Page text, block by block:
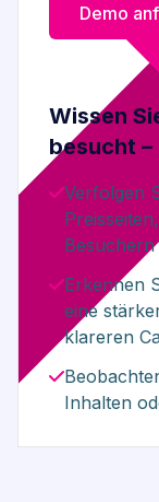
Demo
Wissen
besucht –
Verfolgen
Erkennen
eine
klareren
Inhalten